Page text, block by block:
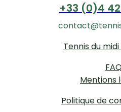
+33 (0)4
Tennis du
Mentions
Politique de